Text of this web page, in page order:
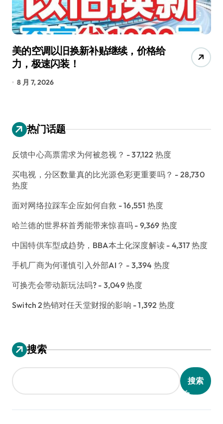
美的空调以旧换新补贴继续，价格给
力，极速闪装！
8 月 7, 2026
热门话题
反馈中心高票需求为何被忽视？ - 37,122 热度
买电视，分区数量真的比光源色彩更重要吗？ - 28,730
热度
面对网络拉踩车企应如何自救 - 16,551 热度
哈兰德的世界杯首秀能带来惊喜吗 - 9,369 热度
中国特供车型成趋势，BBA本土化深度解读 - 4,317 热度
手机厂商为何谨慎引入外部AI？ - 3,394 热度
可换壳会带动新玩法吗? - 3,049 热度
Switch 2热销对任天堂财报的影响 - 1,392 热度
搜索
搜索